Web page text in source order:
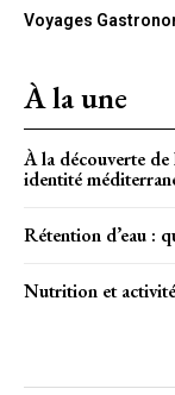
Voyages
À la une
À la découverte
identité
Rétention d’eau :
Nutrition et